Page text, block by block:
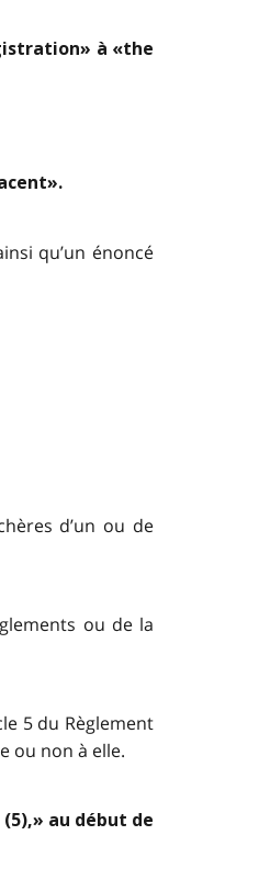
à «the
qu’un énoncé
d’un ou de
ou de la
5 du Règlement
ou non à elle.
au début de